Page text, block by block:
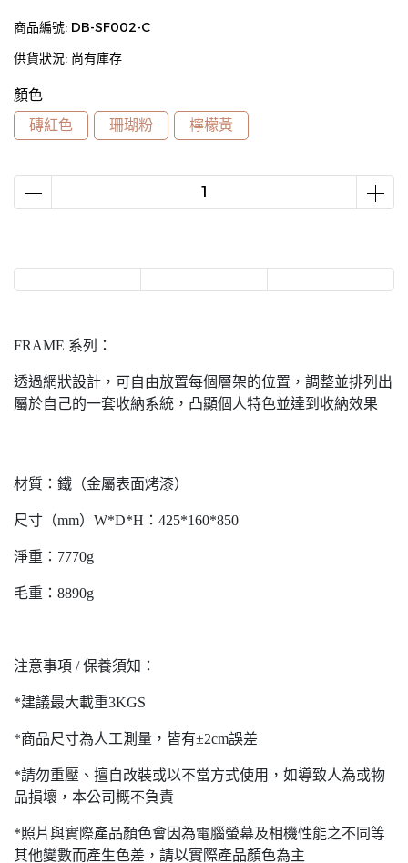
商品編號: DB-SF002-C
供貨狀況: 尚有庫存
顏色
磚紅色
珊瑚粉 檸檬黃
FRAME 系列：
透過網狀設計，可自由放置每個層架的位置，調整並排列出
屬於自己的一套收納系統，凸顯個人特色並達到收納效果
材質：鐵（金屬表面烤漆）
尺寸（mm）W*D*H：425*160*850
淨重：7770g
毛重：8890g
注意事項 / 保養須知：
*建議最大載重3KGS
*商品尺寸為人工測量，皆有±2cm誤差
*請勿重壓、擅自改裝或以不當方式使用，如導致人為或物
品損壞，本公司概不負責
*照片與實際產品顏色會因為電腦螢幕及相機性能之不同等
其他變數而產生色差，請以實際產品顏色為主